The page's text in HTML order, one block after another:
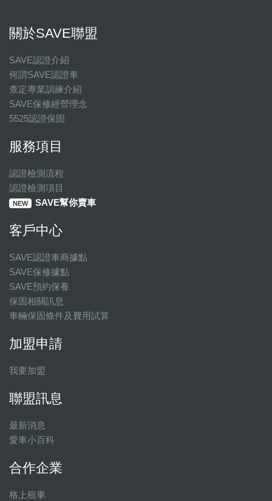
關於SAVE聯盟
SAVE認證介紹
何謂SAVE認證車
查定專業訓練介紹
SAVE保修經營理念
5525認證保固
服務項目
認證檢測流程
認證檢測項目
NEW SAVE幫你賣車
客戶中心
SAVE認證車商據點
SAVE保修據點
SAVE預約保養
保固相關訊息
車輛保固條件及費用試算
加盟申請
我要加盟
聯盟訊息
最新消息
愛車小百科
合作企業
格上租車